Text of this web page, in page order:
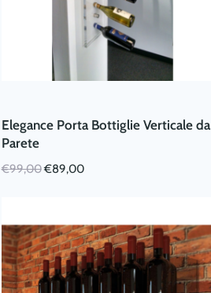
Elegance Porta Bottiglie Verticale da
Parete
€99,00Il
€99,00.
€89,00Il
€89,00.